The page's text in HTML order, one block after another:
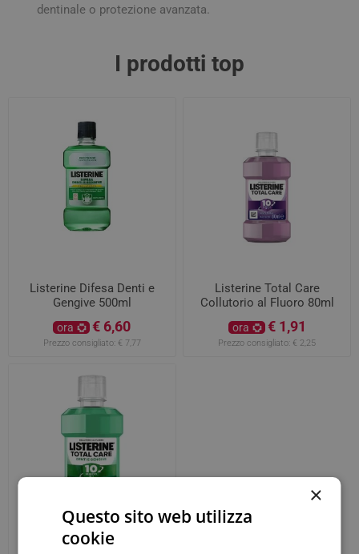
dentinale o protezione avanzata.
I prodotti top
Listerine Difesa Denti e
Gengive 500ml
ora € 6,60
Prezzo consigliato: € 7,77
Listerine Total Care
Collutorio al Fluoro 80ml
ora € 1,91
Prezzo consigliato: € 2,25
×
Questo sito web utilizza
cookie